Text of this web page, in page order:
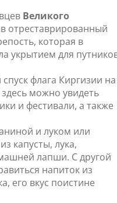
Великого
отреставрированный
которая в
укрытием для
флага Киргизии на
можно увидеть
и фестивали, а также
и луком или
капусты, лука,
лапши. С другой
напиток из
его вкус поистине